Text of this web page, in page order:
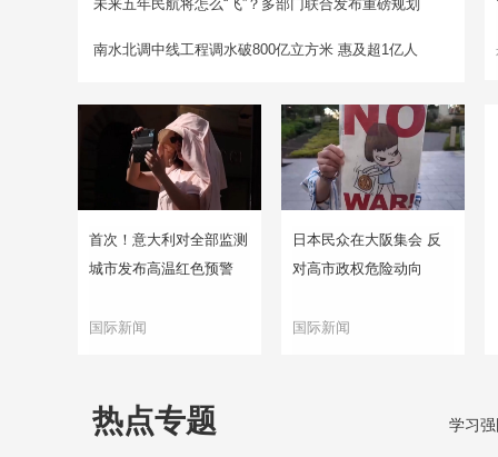
未来五年民航将怎么“飞”？多部门联合发布重磅规划
南水北调中线工程调水破800亿立方米 惠及超1亿人
首次！意大利对全部监测
城市发布高温红色预警
国际新闻
日本民众在大阪集会 反
对高市政权危险动向
国际新闻
热点专题 学习